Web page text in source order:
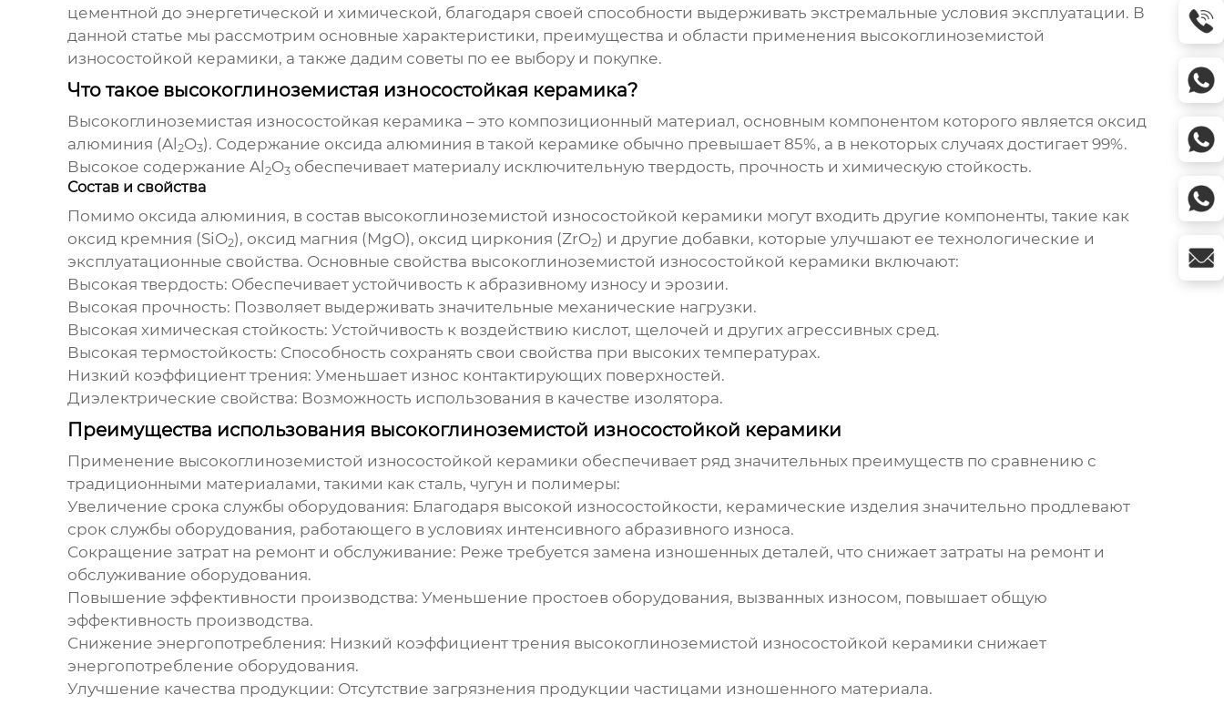
цементной до энергетической и химической, благодаря своей способности выдерживать экстремальные условия эксплуатации. В
данной статье мы рассмотрим основные характеристики, преимущества и области применения высокоглиноземистой
износостойкой керамики, а также дадим советы по ее выбору и покупке.
Что такое высокоглиноземистая износостойкая керамика?
Высокоглиноземистая износостойкая керамика – это композиционный материал, основным компонентом которого является оксид
алюминия (Al2O3). Содержание оксида алюминия в такой керамике обычно превышает 85%, а в некоторых случаях достигает 99%.
Высокое содержание Al2O3обеспечивает материалу исключительную твердость, прочность и химическую стойкость.
Состав и свойства
Помимо оксида алюминия, в состав высокоглиноземистой износостойкой керамики могут входить другие компоненты, такие как
оксид кремния (SiO2), оксид магния (MgO), оксид циркония (ZrO2) и другие добавки, которые улучшают ее технологические и
эксплуатационные свойства. Основные свойства высокоглиноземистой износостойкой керамики включают:
Высокая твердость: Обеспечивает устойчивость к абразивному износу и эрозии.
Высокая прочность: Позволяет выдерживать значительные механические нагрузки.
Высокая химическая стойкость: Устойчивость к воздействию кислот, щелочей и других агрессивных сред.
Высокая термостойкость: Способность сохранять свои свойства при высоких температурах.
Низкий коэффициент трения: Уменьшает износ контактирующих поверхностей.
Диэлектрические свойства: Возможность использования в качестве изолятора.
Преимущества использования высокоглиноземистой износостойкой керамики
Применение высокоглиноземистой износостойкой керамики обеспечивает ряд значительных преимуществ по сравнению с
традиционными материалами, такими как сталь, чугун и полимеры:
Увеличение срока службы оборудования: Благодаря высокой износостойкости, керамические изделия значительно продлевают
срок службы оборудования, работающего в условиях интенсивного абразивного износа.
Сокращение затрат на ремонт и обслуживание: Реже требуется замена изношенных деталей, что снижает затраты на ремонт и
обслуживание оборудования.
Повышение эффективности производства: Уменьшение простоев оборудования, вызванных износом, повышает общую
эффективность производства.
Снижение энергопотребления: Низкий коэффициент трения высокоглиноземистой износостойкой керамики снижает
энергопотребление оборудования.
Улучшение качества продукции: Отсутствие загрязнения продукции частицами изношенного материала.